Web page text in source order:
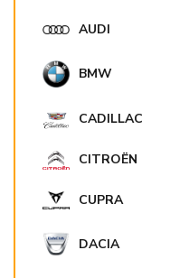
AUDI
BMW
CADILLAC
CITROËN
CUPRA
DACIA